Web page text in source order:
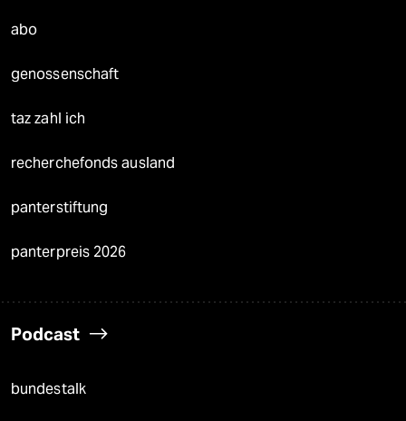
abo
genossenschaft
taz zahl ich
recherchefonds ausland
panterstiftung
panterpreis 2026
Podcast
bundestalk